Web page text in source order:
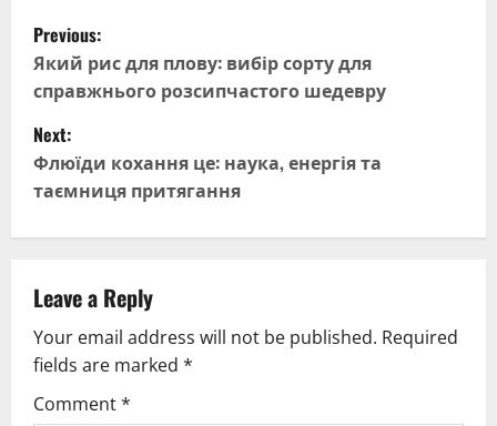
P
o
s
t
n
v
i
g
Previous:
Який рис для плову: вибір сорту для
справжнього розсипчастого шедевру
Next:
Флюїди кохання це: наука, енергія та
таємниця притягання
Leave a Reply
Your email address will not be published. Required
fields are marked *
Comment*